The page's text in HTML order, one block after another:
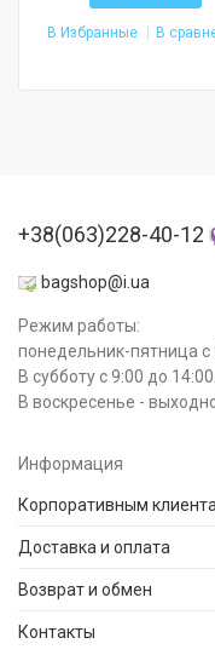
В Избранные В
+38(063)228-40-12
bagshop@i.ua
Режим работы:
понедельник-пятница с
В субботу с 9:00 до 14:00.
В воскресенье -
Информация
Корпоративным
Доставка и оплата
Возврат и обмен
Контакты